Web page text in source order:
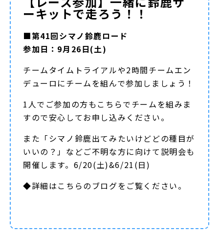
ーキットで走ろう！！
■第41回シマノ鈴鹿ロード
参加日：9月26日(土)
チームタイムトライアルや2時間チームエン
デューロにチームを組んで参加しましょう！
1人でご参加の方もこちらでチームを組みま
すので安心してお申し込みください。
また「シマノ鈴鹿出てみたいけどどの種目が
いいの？」などご不明な方に向けて説明会も
開催します。6/20(土)&6/21(日)
◆詳細はこちらのブログをご覧ください。